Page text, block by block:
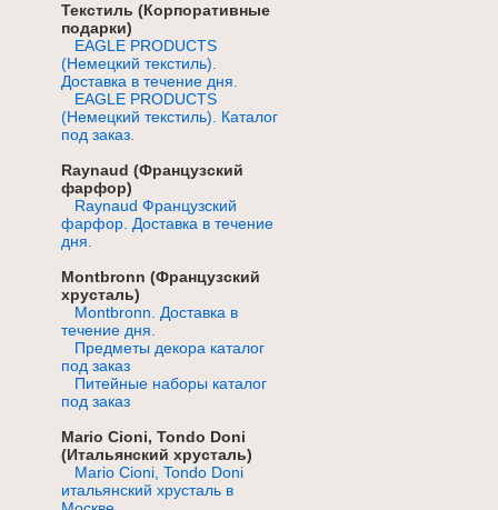
Текстиль (Корпоративные
подарки)
EAGLE PRODUCTS
(Немецкий текстиль).
Доставка в течение дня.
EAGLE PRODUCTS
(Немецкий текстиль). Каталог
под заказ.
Raynaud (Французский
фарфор)
Raynaud Французский
фарфор. Доставка в течение
дня.
Montbronn (Французский
хрусталь)
Montbronn. Доставка в
течение дня.
Предметы декора каталог
под заказ
Питейные наборы каталог
под заказ
Mario Cioni, Tondo Doni
(Итальянский хрусталь)
Mario Cioni, Tondo Doni
итальянский хрусталь в